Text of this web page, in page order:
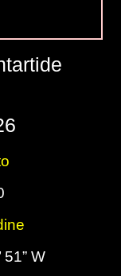
51” W